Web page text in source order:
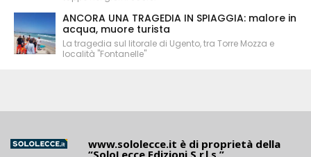
ANCORA UNA TRAGEDIA IN SPIAGGIA: malore in
acqua, muore turista
La tragedia sul litorale di Ugento, tra Torre Mozza e
località "Fontanelle"
www.sololecce.it è di proprietà della
“SoloLecce Edizioni S.r.l.s.”